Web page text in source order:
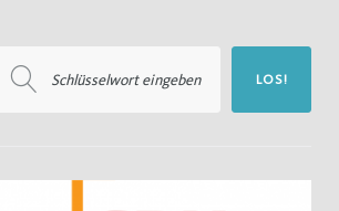
nach:
LOS!